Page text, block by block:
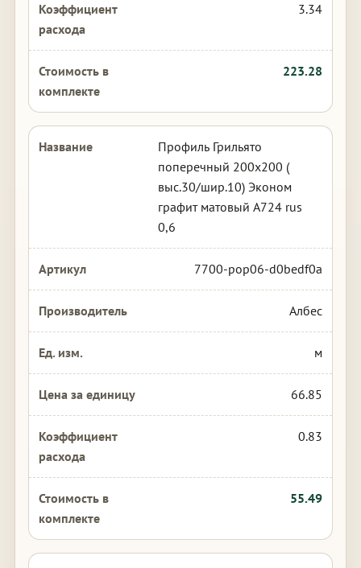
3.34
223.28
Профиль Грильято
поперечный 200х200 (
выс.30/шир.10) Эконом
графит матовый А724 rus
0,6
7700-pop06-d0bedf0a
Албес
м
66.85
0.83
55.49